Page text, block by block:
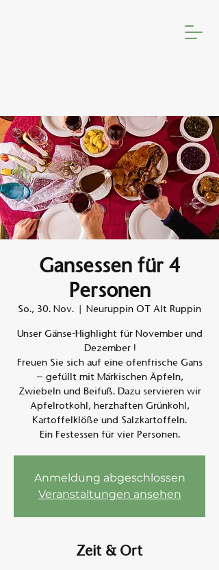
Gansessen für 4
Personen
So., 30. Nov.
  |
Neuruppin OT Alt Ruppin
Unser Gänse-Highlight für November und
Dezember !
Freuen Sie sich auf eine ofenfrische Gans
– gefüllt mit Märkischen Äpfeln,
Zwiebeln und Beifuß. Dazu servieren wir
Apfelrotkohl, herzhaften Grünkohl,
Kartoffelklöße und Salzkartoffeln.
Ein Festessen für vier Personen.
Anmeldung abgeschlossen
Veranstaltungen ansehen
Zeit & Ort